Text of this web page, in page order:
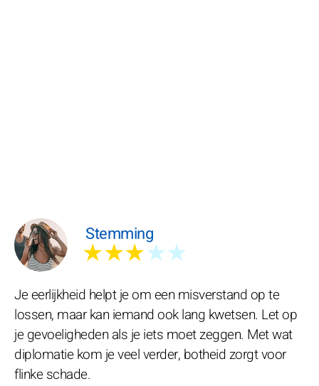
Stemming
★★★★★
Je eerlijkheid helpt je om een misverstand op te
lossen, maar kan iemand ook lang kwetsen. Let op
je gevoeligheden als je iets moet zeggen. Met wat
diplomatie kom je veel verder, botheid zorgt voor
flinke schade.